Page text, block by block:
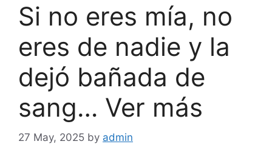
Si no eres mía, no
eres de nadie y la
dejó bañada de
sang… Ver más
27 May, 2025 by admin